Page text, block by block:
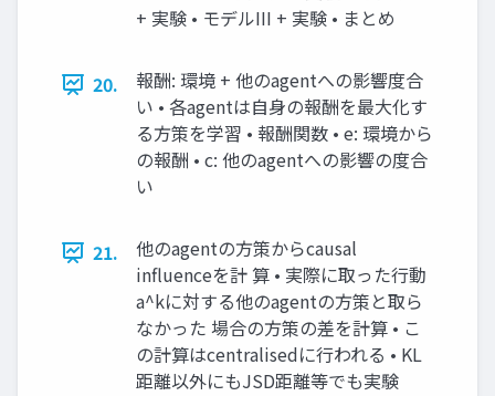
+ 実験 • モデルIII + 実験 • まとめ
20.
報酬: 環境 + 他のagentへの影響度合
い • 各agentは自身の報酬を最大化す
る方策を学習 • 報酬関数 • e: 環境から
の報酬 • c: 他のagentへの影響の度合
い
21.
他のagentの方策からcausal
influenceを計 算 • 実際に取った行動
a^kに対する他のagentの方策と取ら
なかった 場合の方策の差を計算 • こ
の計算はcentralisedに行われる • KL
距離以外にもJSD距離等でも実験